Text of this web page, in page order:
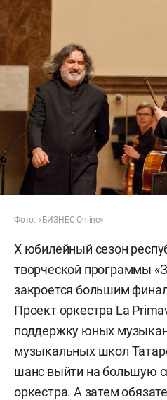
Фото: «БИЗНЕС Online»
X юбилейный сезон
творческой программы
закроется большим
Проект оркестра La
поддержку юных
музыкальных школ
шанс выйти на большую
оркестра. А затем